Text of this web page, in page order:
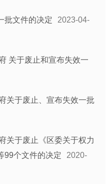
批文件的决定
2023-04-
关于废止和宣布失效一
关于废止、宣布失效一批
关于废止《区委关于权力
99个文件的决定
2020-